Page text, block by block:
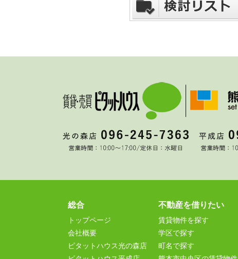
総合
トップページ
会社概要
ピタットハウス光の森店
不動産を借りたい
賃貸物件を探す
学区で探す
町名で探す